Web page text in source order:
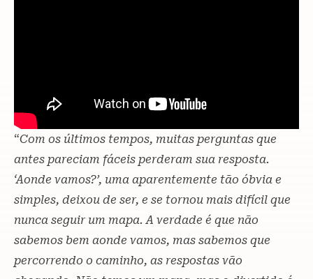
“Com os últimos tempos, muitas perguntas que
antes pareciam fáceis perderam sua resposta.
‘Aonde vamos?’, uma aparentemente tão óbvia e
simples, deixou de ser, e se tornou mais difícil que
nunca seguir um mapa. A verdade é que não
sabemos bem aonde vamos, mas sabemos que
percorrendo o caminho, as respostas vão